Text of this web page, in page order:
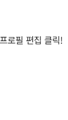
로필 편집 클릭!